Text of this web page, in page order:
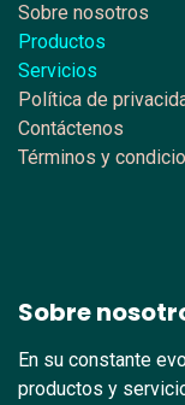
Sobre nosotros
Productos
Servicios
Política de
Contáctenos
Términos y
Sobre
En su constante
productos y